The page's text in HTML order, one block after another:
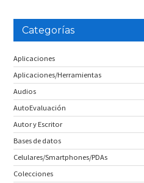
Categorías
Aplicaciones
Aplicaciones/Herramientas
Audios
AutoEvaluación
Autor y Escritor
Bases de datos
Celulares/Smartphones/PDAs
Colecciones